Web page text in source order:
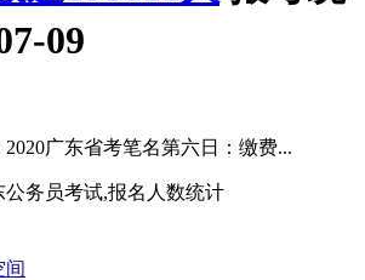
09
广东省考笔名第六日：缴费...
公务员考试,报名人数统计
间